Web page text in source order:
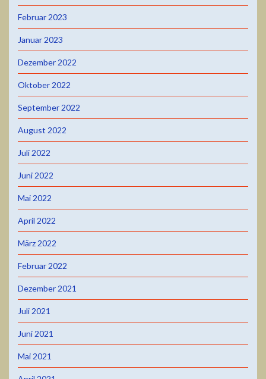
Februar 2023
Januar 2023
Dezember 2022
Oktober 2022
September 2022
August 2022
Juli 2022
Juni 2022
Mai 2022
April 2022
März 2022
Februar 2022
Dezember 2021
Juli 2021
Juni 2021
Mai 2021